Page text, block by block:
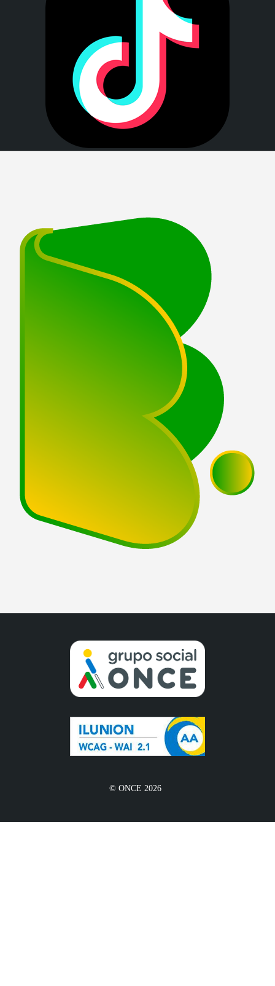
© ONCE 2026